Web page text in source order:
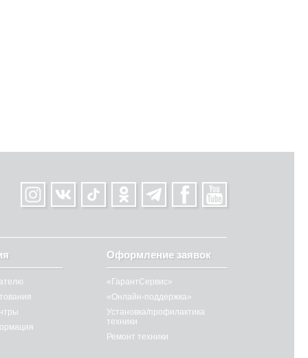
Оформление заявок
«ГарантСервис»
«Онлайн-поддержка»
Установка/профилактика
техники
Ремонт техники